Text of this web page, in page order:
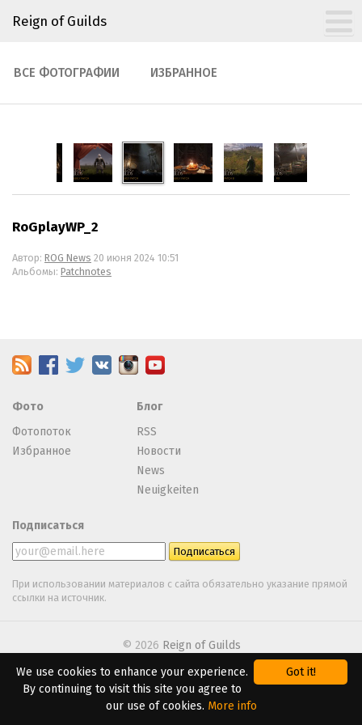
Reign of Guilds
ВСЕ ФОТОГРАФИИ ИЗБРАННОЕ
RoGplayWP_2
Автор: ROG News 20 июня 2024 10:51
Альбомы: Patchnotes
Фото
Фотопоток
Избранное
Блог
RSS
Новости
News
Neuigkeiten
Подписаться
При использовании материалов с сайта обязательно указание прямой
ссылки на источник.
© 2026 Reign of Guilds
We are usingWebasyst Got it!
We use cookies to enhance your experience.
By continuing to visit this site you agree to
our use of cookies. More info